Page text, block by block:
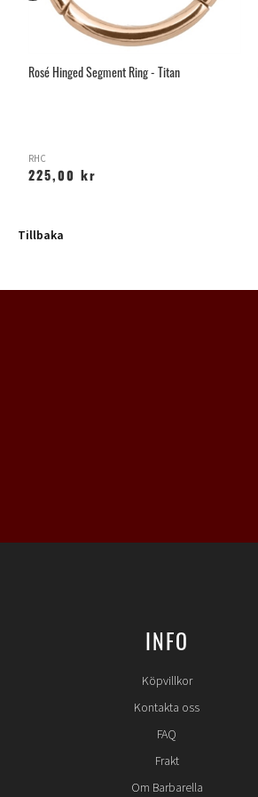
Rosé Hinged Segment Ring - Titan
RHC
225,00 kr
Tillbaka
INFO
Köpvillkor
Kontakta oss
FAQ
Frakt
Om Barbarella